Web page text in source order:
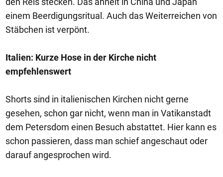
einem Beerdigungsritual. Auch das Weiterreichen von
Stäbchen ist verpönt.
Italien: Kurze Hose in der Kirche nicht
empfehlenswert
Shorts sind in italienischen Kirchen nicht gerne
gesehen, schon gar nicht, wenn man in Vatikanstadt
dem Petersdom einen Besuch abstattet. Hier kann es
schon passieren, dass man schief angeschaut oder
darauf angesprochen wird.